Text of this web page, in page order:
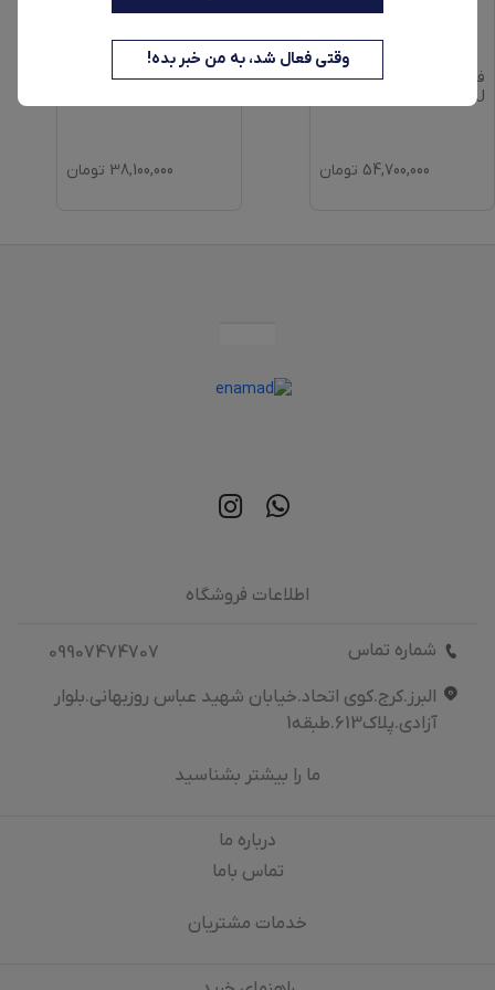
وقتی فعال شد، به من خبر بده!
فر برقی داتیس مدل DF
684 U
54,700,000 تومان
آون توستر داتیس مدل
38,100,000 تومان
اطلاعات فروشگاه
شماره تماس
09907474707
البرز.کرج.کوی اتحاد.خیابان شهید عباس روزبهانی.بلوار
آزادی.پلاک613.طبقه1
ما را بیشتر بشناسید
درباره‌ ما
تماس باما
خدمات مشتریان